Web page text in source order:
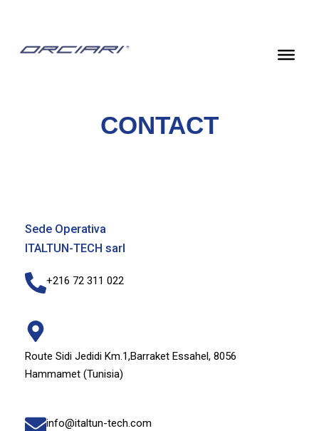
content
CONTACT
Sede Operativa
ITALTUN-TECH sarl
+216 72 311 022
Route Sidi Jedidi Km.1,Barraket Essahel, 8056
Hammamet (Tunisia)
info@italtun-tech.com